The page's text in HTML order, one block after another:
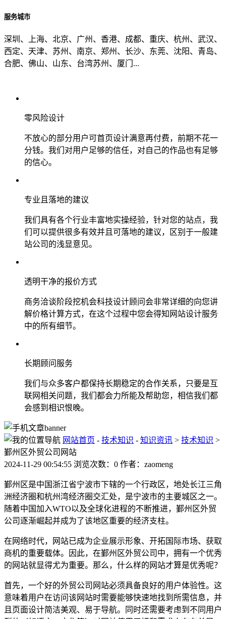
服务城市
深圳、上海、北京、广州、香港、成都、重庆、杭州、武汉、
西定、天津、苏州、南京、郑州、长沙、东莞、沈阳、青岛、
合肥、佛山、山东、台湾苏州、厦门...
零风险设计
不放心的部分用户可首页设计满意再付费，前期不花一
分钱。我们对用户足够的信任，对自己的作品也有足够
的信心。
专业且落地的建议
我们具有各个行业丰富地实操经验，针对您的站点，我
们可以提供很多有效并且可落地的建议，区别于一般建
站公司的浅显意见。
透明干净的报价方式
商务洽谈阶段挖机会科技设计顾问会非常详细的向您讲
解价格计算方式，在这个过程中您会得知网站设计服务
中的所有细节。
长期顾问服务
我们与众多客户都保持长期稳定的合作关系，只要是互
联网相关问题，我们都会力所能及帮助您，相信我们都
会感到相识恨晚。
网站首页 - 技术知识 - 知识资讯 > 技术知识 >
鄞州区外贸公司网站
2024-11-29 00:54:55 浏览次数：0 作者：zaomeng
鄞州区是中国浙江省宁波市下辖的一个行政区，地处长江三角
洲经济圈和杭州湾经济圈交汇处，是宁波市的主要城区之一。
随着中国加入WTO以及全球化进程的不断推进，鄞州区外贸
公司逐渐崛起并成为了该地区重要的经济支柱。
在网络时代，网站已成为企业展示形象、开拓国际市场、获取
商机的重要载体。因此，在鄞州区外贸公司中，拥有一个优秀
的网站就显得尤为重要。那么，什么样的网站才算是优秀呢？
首先，一个好的外贸公司网站必须具备良好的用户体验性。这
意味着用户在访问该网站时需要能够快速地找到所需信息，并
且页面设计简洁美观、易于导航。同时还需要考虑到不同用户